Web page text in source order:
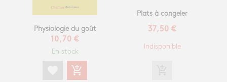
Physiologie du goût
10,70 €
En stock
add_shopping_cart
Plats à congeler
37,50 €
Indisponible